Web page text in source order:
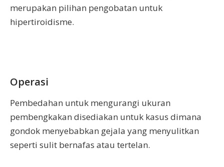
merupakan pilihan pengobatan untuk
hipertiroidisme.
Operasi
Pembedahan untuk mengurangi ukuran
pembengkakan disediakan untuk kasus dimana
gondok menyebabkan gejala yang menyulitkan
seperti sulit bernafas atau tertelan.